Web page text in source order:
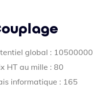
global : 10500000
HT au mille : 80
informatique : 165